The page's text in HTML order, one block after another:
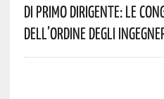
Di Primo Dirigente: Le
Dell’Ordine Degli